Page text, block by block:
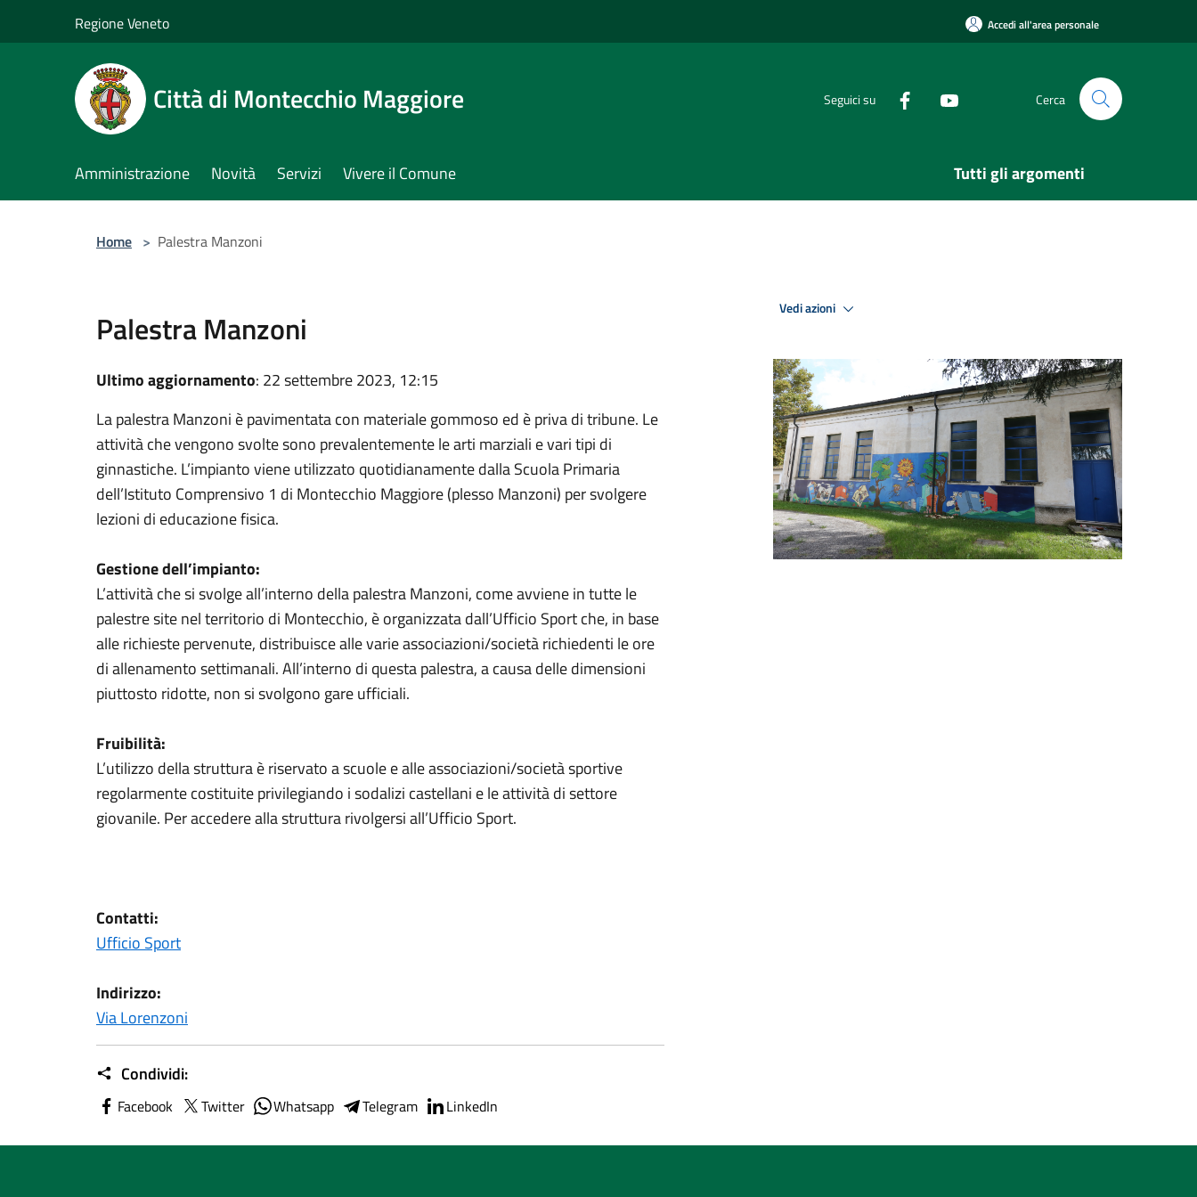
Regione Veneto Accedi all'area personale
Città di Montecchio Maggiore Seguici su Cerca
Amministrazione Novità Servizi Vivere il Comune Tutti gli argomenti
Home > Palestra Manzoni
Palestra Manzoni
Ultimo aggiornamento: 22 settembre 2023, 12:15
La palestra Manzoni è pavimentata con materiale gommoso ed è priva di tribune. Le
attività che vengono svolte sono prevalentemente le arti marziali e vari tipi di
ginnastiche. L’impianto viene utilizzato quotidianamente dalla Scuola Primaria
dell’Istituto Comprensivo 1 di Montecchio Maggiore (plesso Manzoni) per svolgere
lezioni di educazione fisica.
Gestione dell’impianto:
L’attività che si svolge all’interno della palestra Manzoni, come avviene in tutte le
palestre site nel territorio di Montecchio, è organizzata dall’Ufficio Sport che, in base
alle richieste pervenute, distribuisce alle varie associazioni/società richiedenti le ore
di allenamento settimanali. All’interno di questa palestra, a causa delle dimensioni
piuttosto ridotte, non si svolgono gare ufficiali.
Fruibilità:
L’utilizzo della struttura è riservato a scuole e alle associazioni/società sportive
regolarmente costituite privilegiando i sodalizi castellani e le attività di settore
giovanile. Per accedere alla struttura rivolgersi all’Ufficio Sport.
Contatti:
Ufficio Sport
Indirizzo:
Via Lorenzoni
Condividi:
Facebook Twitter Whatsapp Telegram LinkedIn
Vedi azioni